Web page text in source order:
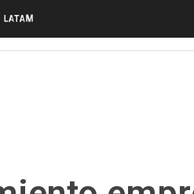
El crecimiento